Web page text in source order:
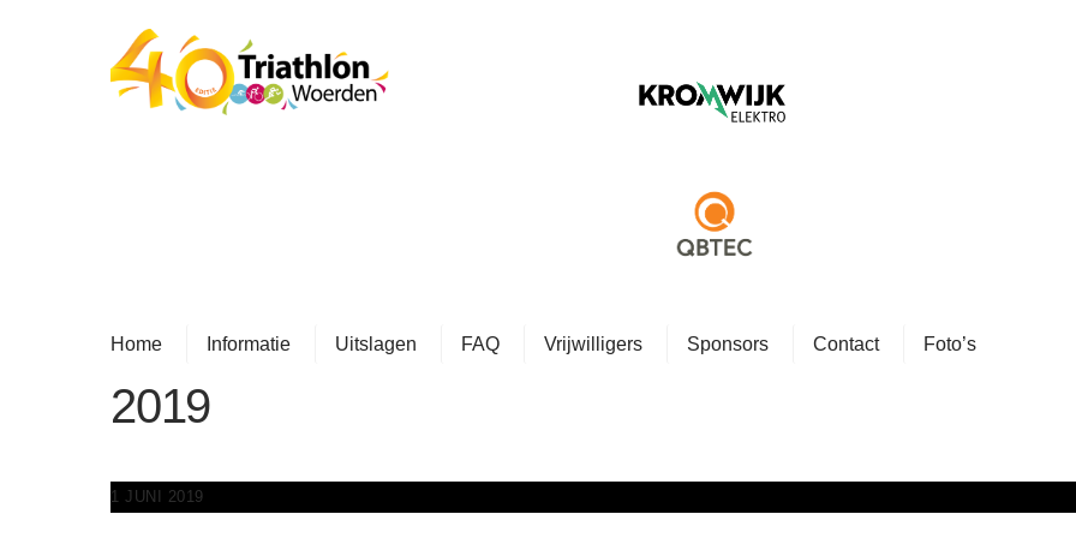
Home Informatie Uitslagen FAQ Vrijwilligers Sponsors Contact Foto’s
2019
1 JUNI 2019